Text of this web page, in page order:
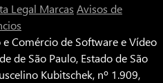
Legal Marcas Avisos de
Comércio de Software e Vídeo
de São Paulo, Estado de São
Kubitschek, nº 1.909,